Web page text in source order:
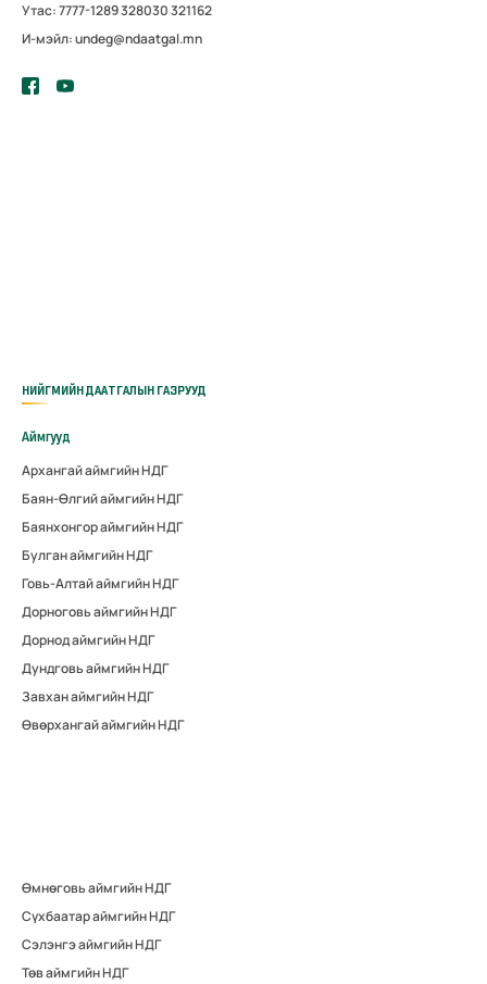
Утас: 7777-1289 328030 321162
И-мэйл: undeg@ndaatgal.mn
НИЙГМИЙН ДААТГАЛЫН ГАЗРУУД
Аймгууд
Архангай аймгийн НДГ
Баян-Өлгий аймгийн НДГ
Баянхонгор аймгийн НДГ
Булган аймгийн НДГ
Говь-Алтай аймгийн НДГ
Дорноговь аймгийн НДГ
Дорнод аймгийн НДГ
Дундговь аймгийн НДГ
Завхан аймгийн НДГ
Өвөрхангай аймгийн НДГ
Өмнөговь аймгийн НДГ
Сүхбаатар аймгийн НДГ
Сэлэнгэ аймгийн НДГ
Төв аймгийн НДГ